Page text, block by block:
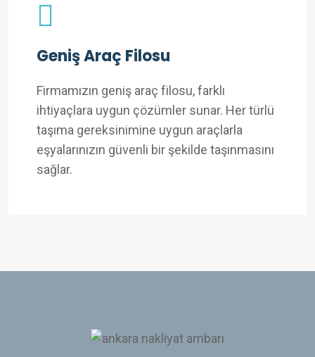
Geniş Araç Filosu
Firmamızın geniş araç filosu, farklı
ihtiyaçlara uygun çözümler sunar. Her türlü
taşıma gereksinimine uygun araçlarla
eşyalarınızın güvenli bir şekilde taşınmasını
sağlar.